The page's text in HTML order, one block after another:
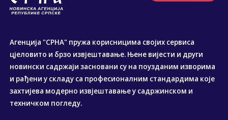
Агенција "СРНА" пружа корисницима својих сервиса
цјеловито и брзо извјештавање. Њене вијести и други
новински садржаји засновани су на поузданим изворима
и рађени у складу са професионалним стандардима које
захтијева модерно извјештавање у садржинском и
техничком погледу.